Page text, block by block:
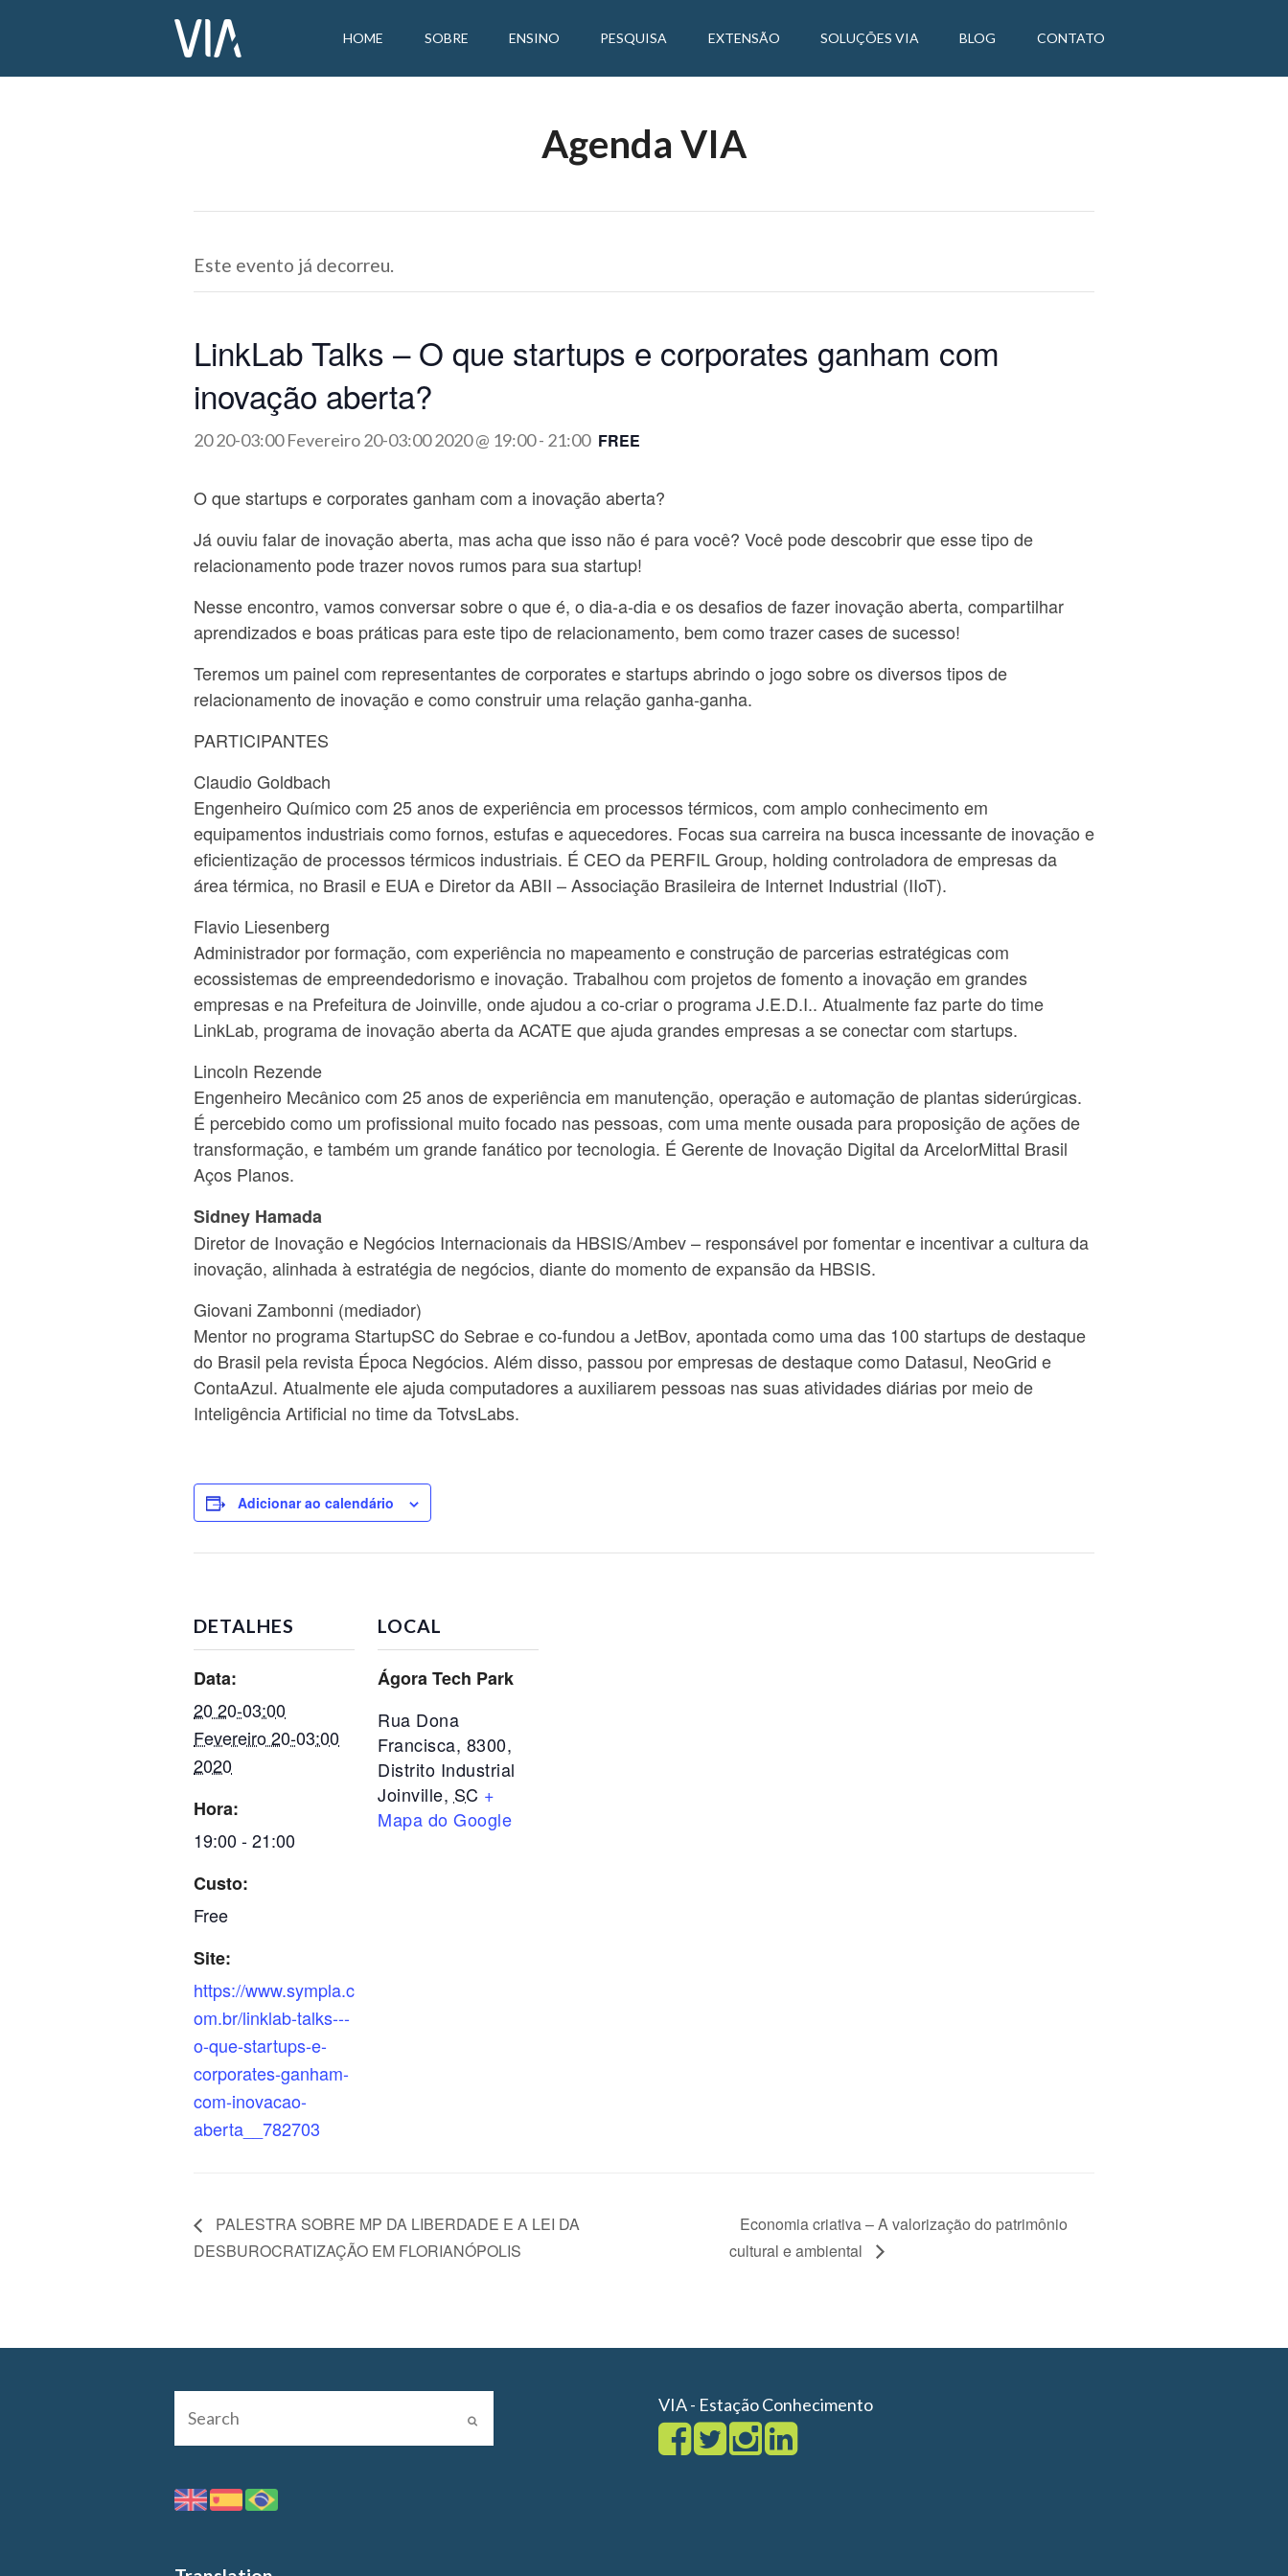
HOME SOBRE ENSINO PESQUISA EXTENSÃO SOLUÇÕES VIA BLOG CONTATO
Agenda VIA
Este evento já decorreu.
LinkLab Talks – O que startups e corporates ganham com
inovação aberta?
20 20-03:00 Fevereiro 20-03:00 2020 @ 19:00- 21:00 FREE
O que startups e corporates ganham com a inovação aberta?
Já ouviu falar de inovação aberta, mas acha que isso não é para você? Você pode descobrir que esse tipo de
relacionamento pode trazer novos rumos para sua startup!
Nesse encontro, vamos conversar sobre o que é, o dia-a-dia e os desafios de fazer inovação aberta, compartilhar
aprendizados e boas práticas para este tipo de relacionamento, bem como trazer cases de sucesso!
Teremos um painel com representantes de corporates e startups abrindo o jogo sobre os diversos tipos de
relacionamento de inovação e como construir uma relação ganha-ganha.
PARTICIPANTES
Claudio Goldbach
Engenheiro Químico com 25 anos de experiência em processos térmicos, com amplo conhecimento em
equipamentos industriais como fornos, estufas e aquecedores. Focas sua carreira na busca incessante de inovação e
eficientização de processos térmicos industriais. É CEO da PERFIL Group, holding controladora de empresas da
área térmica, no Brasil e EUA e Diretor da ABII – Associação Brasileira de Internet Industrial (IIoT).
Flavio Liesenberg
Administrador por formação, com experiência no mapeamento e construção de parcerias estratégicas com
ecossistemas de empreendedorismo e inovação. Trabalhou com projetos de fomento a inovação em grandes
empresas e na Prefeitura de Joinville, onde ajudou a co-criar o programa J.E.D.I.. Atualmente faz parte do time
LinkLab, programa de inovação aberta da ACATE que ajuda grandes empresas a se conectar com startups.
Lincoln Rezende
Engenheiro Mecânico com 25 anos de experiência em manutenção, operação e automação de plantas siderúrgicas.
É percebido como um profissional muito focado nas pessoas, com uma mente ousada para proposição de ações de
transformação, e também um grande fanático por tecnologia. É Gerente de Inovação Digital da ArcelorMittal Brasil
Aços Planos.
Sidney Hamada
Diretor de Inovação e Negócios Internacionais da HBSIS/Ambev – responsável por fomentar e incentivar a cultura da
inovação, alinhada à estratégia de negócios, diante do momento de expansão da HBSIS.
Giovani Zambonni (mediador)
Mentor no programa StartupSC do Sebrae e co-fundou a JetBov, apontada como uma das 100 startups de destaque
do Brasil pela revista Época Negócios. Além disso, passou por empresas de destaque como Datasul, NeoGrid e
ContaAzul. Atualmente ele ajuda computadores a auxiliarem pessoas nas suas atividades diárias por meio de
Inteligência Artificial no time da TotvsLabs.
Adicionar ao calendário
DETALHES
Data:
20 20-03:00
Fevereiro 20-03:00
2020
Hora:
19:00 - 21:00
Custo:
Free
Site:
https://www.sympla.c
om.br/linklab-talks---
o-que-startups-e-
corporates-ganham-
com-inovacao-
aberta__782703
LOCAL
Ágora Tech Park
Rua Dona
Francisca, 8300,
Distrito Industrial
Joinville, SC +
Mapa do Google
PALESTRA SOBRE MP DA LIBERDADE E A LEI DA
DESBUROCRATIZAÇÃO EM FLORIANÓPOLIS
Economia criativa – A valorização do patrimônio
cultural e ambiental
VIA - Estação Conhecimento